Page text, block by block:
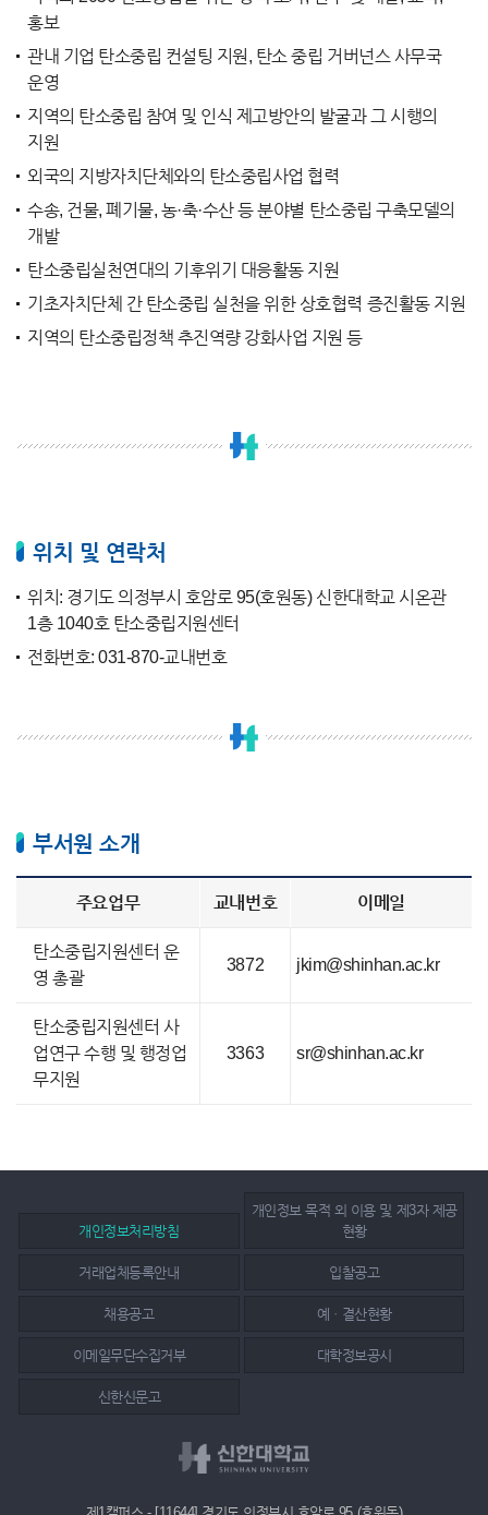
홍보
관내 기업 탄소중립 컨설팅 지원, 탄소 중립 거버넌스 사무국
운영
지역의 탄소중립 참여 및 인식 제고방안의 발굴과 그 시행의
지원
외국의 지방자치단체와의 탄소중립사업 협력
수송, 건물, 폐기물, 농·축·수산 등 분야별 탄소중립 구축모델의
개발
탄소중립실천연대의 기후위기 대응활동 지원
기초자치단체 간 탄소중립 실천을 위한 상호협력 증진활동 지원
지역의 탄소중립정책 추진역량 강화사업 지원 등
위치 및 연락처
위치: 경기도 의정부시 호암로 95(호원동) 신한대학교 시온관
1층 1040호 탄소중립지원센터
전화번호: 031-870-교내번호
부서원 소개
주요업무 교내번호 이메일
탄소중립지원센터 운
영 총괄
3872 jkim@shinhan.ac.kr
탄소중립지원센터 사
업연구 수행 및 행정업
무지원
3363 sr@shinhan.ac.kr
개인정보처리방침
개인정보 목적 외 이용 및 제3자 제공
현황
거래업체등록안내 입찰공고
채용공고 예ㆍ결산현황
이메일무단수집거부 대학정보공시
신한신문고